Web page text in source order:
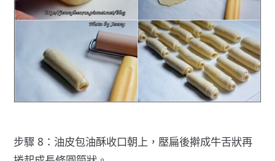
步驟 8：油皮包油酥收口朝上，壓扁後擀成牛舌狀再